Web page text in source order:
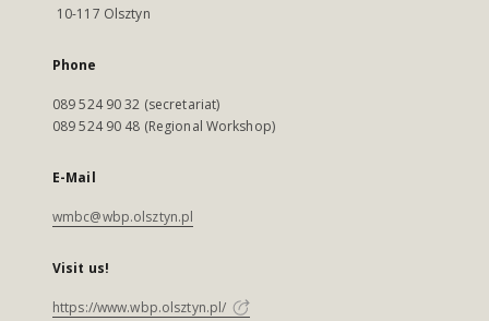
10-117 Olsztyn
Phone
089 524 90 32 (secretariat)
089 524 90 48 (Regional Workshop)
E-Mail
wmbc@wbp.olsztyn.pl
Visit us!
https://www.wbp.olsztyn.pl/